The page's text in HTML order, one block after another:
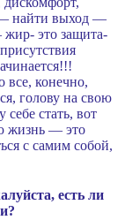
— найти выход —
это защита-
все, конечно,
голову на свою
стать, вот
жизнь — это
с самим собой,
есть ли